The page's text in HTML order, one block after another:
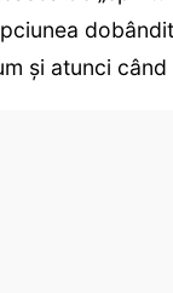
şi atunci